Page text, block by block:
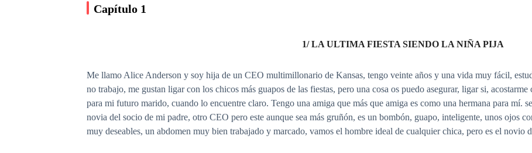
Capítulo 1
1/ LA ULTIMA FIESTA SIENDO LA NIÑA PIJA
Me llamo Alice Anderson y soy hija de un CEO multimillonario de Kansas, tengo veinte años y una vida muy fácil,
no trabajo, me gustan ligar con los chicos más guapos de las fiestas, pero una cosa os puedo asegurar, ligar si,
para mi futuro marido, cuando lo encuentre claro. Tengo una amiga que más que amiga es como una hermana para mí.
novia del socio de mi padre, otro CEO pero este aunque sea más gruñón, es un bombón, guapo, inteligente, unos ojos
muy deseables, un abdomen muy bien trabajado y marcado, vamos el hombre ideal de cualquier chica, pero es el novio